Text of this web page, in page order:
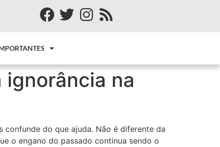
na
do que ajuda. Não é diferente da
o engano do passado continua sendo o